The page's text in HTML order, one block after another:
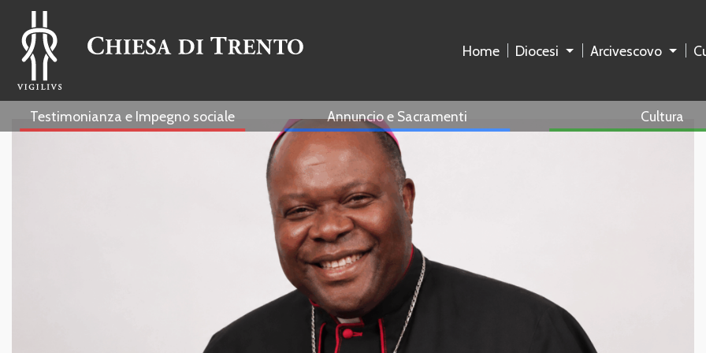
Home Diocesi Arcivescovo
Testimonianza e Impegno sociale Annuncio e Sacramenti Cultura